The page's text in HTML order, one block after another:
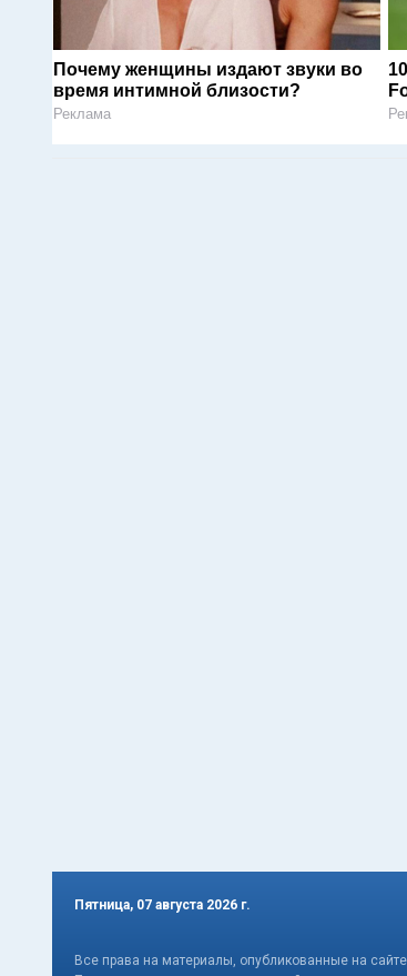
Почему женщины издают звуки во
время интимной близости?
Реклама
Пятница, 07 августа 2026 г.
Все права на материалы, опубликованные на